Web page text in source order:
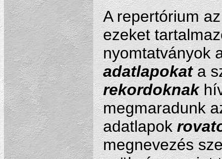
A repertórium
ezeket
nyomtatványok
adatlapokata
rekordoknak
megmaradunk
adatlapok
megnevezés